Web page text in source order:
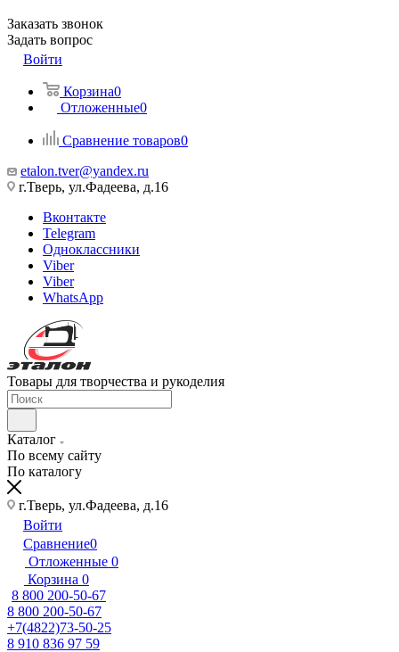
Заказать звонок
Задать вопрос
Войти
Корзина0
Отложенные0
Сравнение товаров0
etalon.tver@yandex.ru
г.Тверь, ул.Фадеева, д.16
Вконтакте
Telegram
Одноклассники
Viber
Viber
WhatsApp
Товары для творчества и рукоделия
Каталог
По всему сайту
По каталогу
г.Тверь, ул.Фадеева, д.16
Войти
Сравнение0
Отложенные 0
Корзина 0
8 800 200-50-67
8 800 200-50-67
+7(4822)73-50-25
8 910 836 97 59